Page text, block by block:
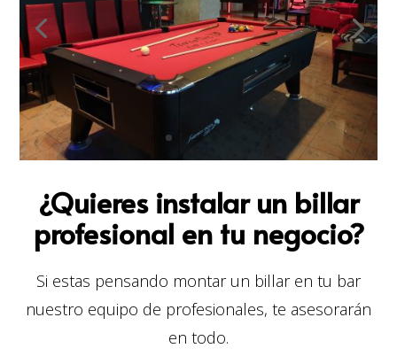
¿Quieres instalar un billar
profesional en tu negocio?
Si estas pensando montar un billar en tu bar
nuestro equipo de profesionales, te asesorarán
en todo.